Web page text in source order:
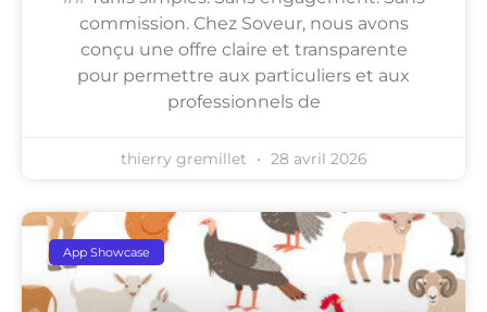
commission. Chez Soveur, nous avons
conçu une offre claire et transparente
pour permettre aux particuliers et aux
professionnels de
thierry gremillet 28 avril 2026
App Showcase